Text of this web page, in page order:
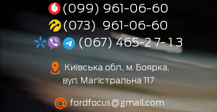
(099) 961-06-60
(073) 961-06-60
(067) 465-2 7- 1 3
Київська обл., м. Боярка,
вул. Магістральна 117
fordfocus@gmail.com